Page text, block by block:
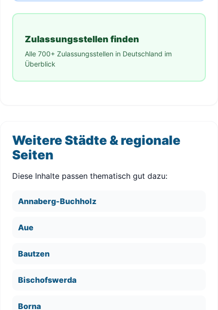
Zulassungsstellen finden
Alle 700+ Zulassungsstellen in Deutschland im
Überblick
Weitere Städte & regionale
Seiten
Diese Inhalte passen thematisch gut dazu:
Annaberg-Buchholz
Aue
Bautzen
Bischofswerda
Borna